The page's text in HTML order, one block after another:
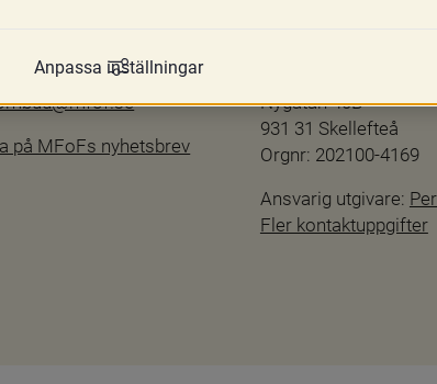
på MFoFs nyhetsbrev
Nygatan 40B
931 31 Skellefteå
Orgnr: 202100-4169
Ansvarig utgivare:
Fler kontaktuppgifter
Anpassa inställningar